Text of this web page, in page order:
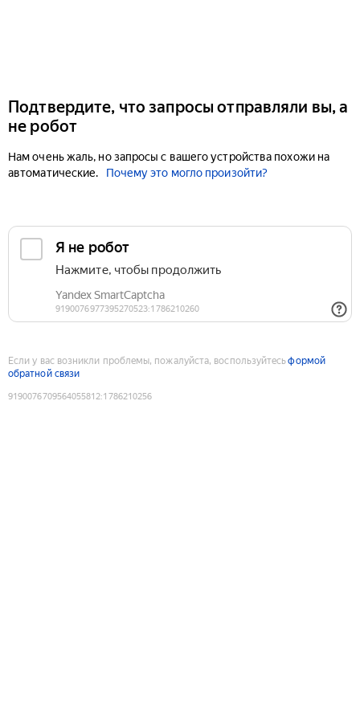
Подтвердите, что запросы отправляли вы, а
не робот
Нам очень жаль, но запросы с вашего устройства похожи на
автоматические.
Почему это могло произойти?
Если у вас возникли проблемы, пожалуйста, воспользуйтесьформой
обратной связи
9190076709564055812:1786210256